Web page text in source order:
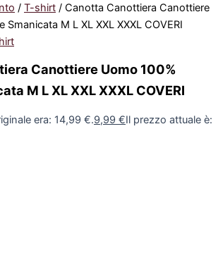
/ T-shirt / Canotta Canottiera Canottiere
M L XL XXL XXXL COVERI
Canottiere Uomo 100%
M L XL XXL XXXL COVERI
era: 14,99 €.9,99 €Il prezzo attuale è: